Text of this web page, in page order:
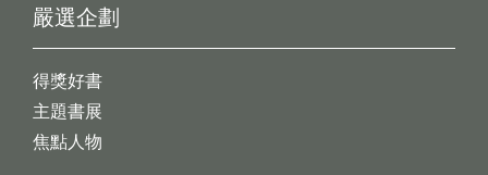
嚴選企劃
得獎好書
主題書展
焦點人物